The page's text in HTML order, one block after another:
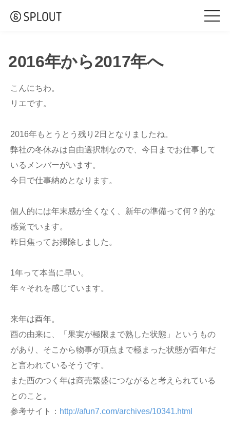
2016年から2017年へ
こんにちわ。
リエです。
2016年もとうとう残り2日となりましたね。
弊社の冬休みは自由選択制なので、今日までお仕事して
いるメンバーがいます。
今日で仕事納めとなります。
個人的には年末感が全くなく、新年の準備って何？的な
感覚でいます。
昨日焦ってお掃除しました。
1年って本当に早い。
年々それを感じています。
来年は酉年。
酉の由来に、「果実が極限まで熟した状態」というもの
があり、そこから物事が頂点まで極まった状態が酉年だ
と言われているそうです。
また酉のつく年は商売繁盛につながると考えられている
とのこと。
参考サイト： http://afun7.com/archives/10341.html